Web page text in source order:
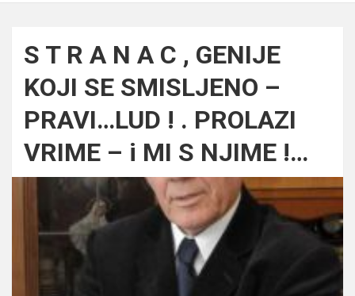
S T R A N A C , GENIJE
KOJI SE SMISLJENO –
PRAVI…LUD ! . PROLAZI
VRIME – i MI S NJIME !…